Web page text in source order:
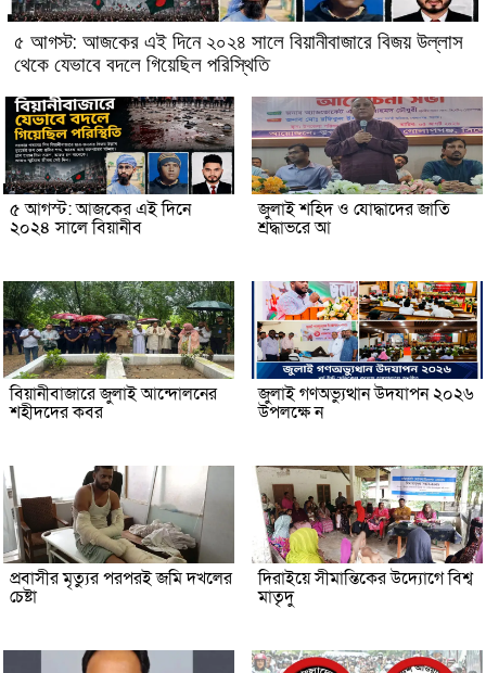
৫ আগস্ট: আজকের এই দিনে ২০২৪ সালে বিয়ানীবাজারে বিজয় উল্লাস
থেকে যেভাবে বদলে গিয়েছিল পরিস্থিতি
৫ আগস্ট: আজকের এই দিনে
২০২৪ সালে বিয়ানীব
জুলাই শহিদ ও যোদ্ধাদের জাতি
শ্রদ্ধাভরে আ
বিয়ানীবাজারে জুলাই আন্দোলনের
শহীদদের কবর
জুলাই গণঅভ্যুত্থান উদযাপন ২০২৬
উপলক্ষে ন
প্রবাসীর মৃত্যুর পরপরই জমি দখলের
চেষ্টা
দিরাইয়ে সীমান্তিকের উদ্যোগে বিশ্ব
মাতৃদু